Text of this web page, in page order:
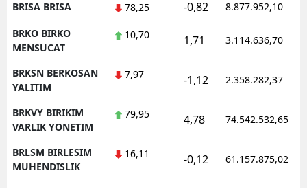
BRISA BRISA 78,25 -0,82 8.877.952,10
BRKO BIRKO
MENSUCAT
10,70 1,71 3.114.636,70
BRKSN BERKOSAN
YALITIM
7,97 -1,12 2.358.282,37
BRKVY BIRIKIM
VARLIK YONETIM
79,95 4,78 74.542.532,65
BRLSM BIRLESIM
MUHENDISLIK
16,11 -0,12 61.157.875,02